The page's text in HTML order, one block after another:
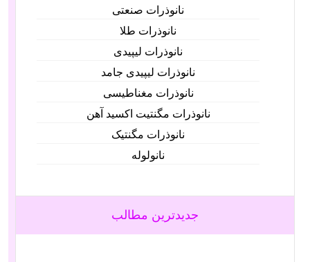
نانوذرات صنعتی
نانوذرات طلا
نانوذرات لیپیدی
نانوذرات لیپیدی جامد
نانوذرات مغناطیسی
نانوذرات مگنتیت اکسید آهن
نانوذرات مگنتیک
نانولوله‌
جدیدترین مطالب